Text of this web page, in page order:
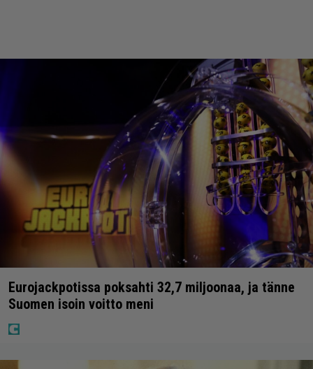
Eurojackpotissa poksahti 32,7 miljoonaa, ja tänne
Suomen isoin voitto meni